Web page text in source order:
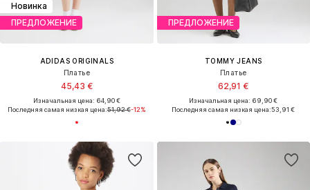
Новинка
ПРЕДЛОЖЕНИЕ
ADIDAS ORIGINALS
Платье
45,43 €
Изначальная цена: 64,90 €
Последняя самая низкая цена:51,92 €-12%
ПРЕДЛОЖЕНИЕ
TOMMY JEANS
Платье
62,91 €
Изначальная цена: 69,90 €
Последняя самая низкая цена:53,91 €